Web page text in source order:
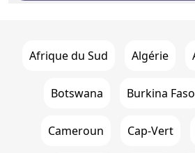
Afrique du Sud Algérie
Botswana Burkina Faso
Cameroun Cap-Vert